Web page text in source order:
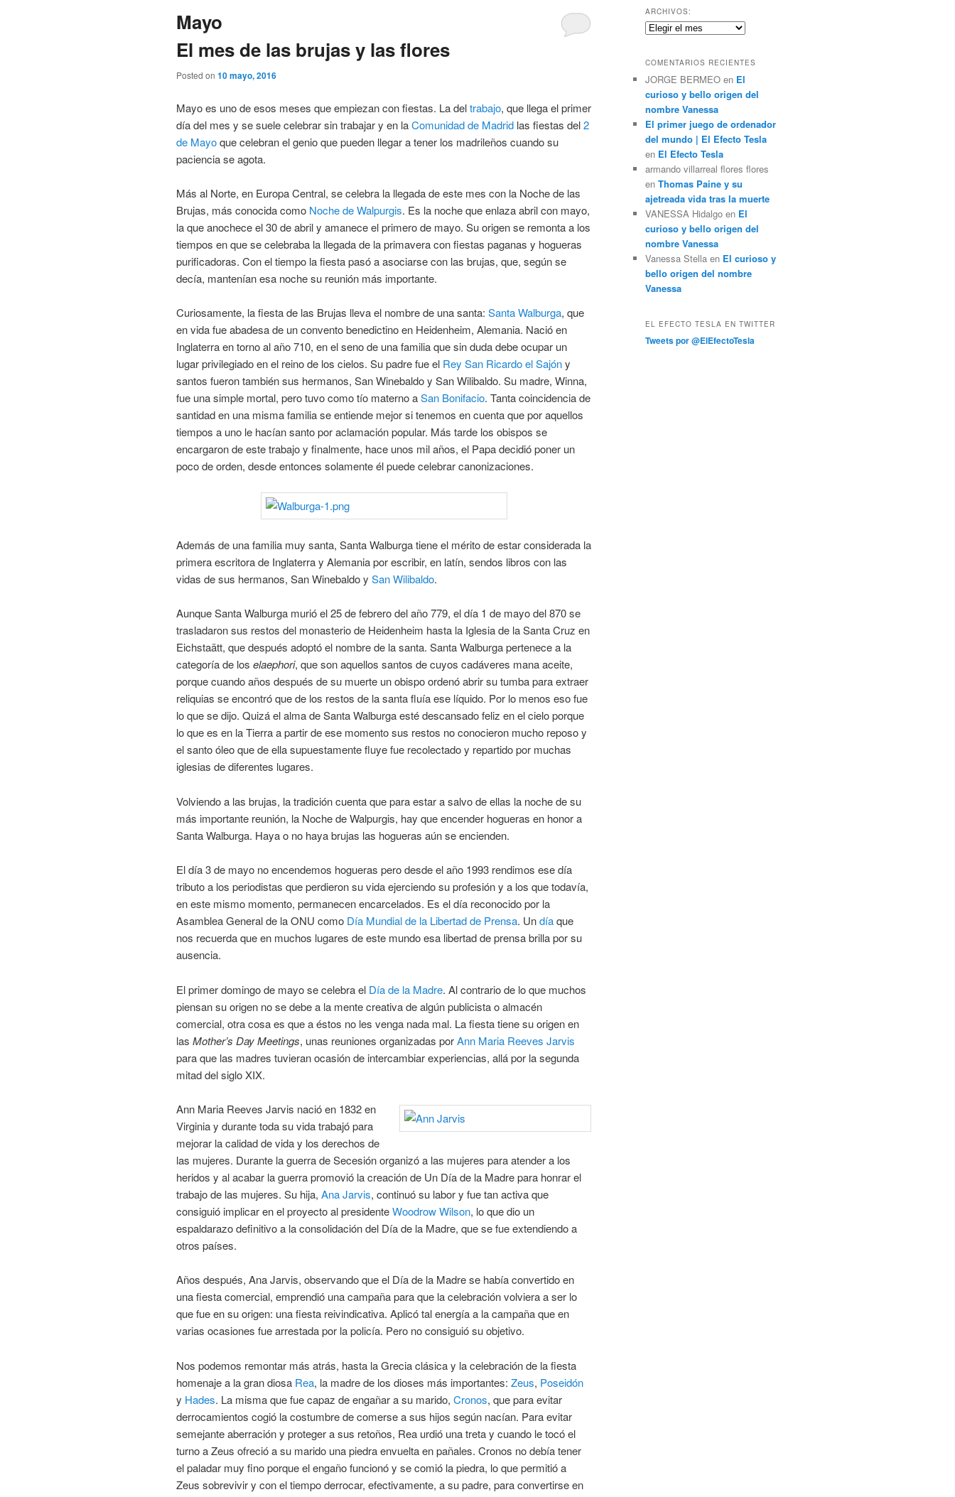
Mayo
El mes de las brujas y las flores
Posted on 10 mayo, 2016
Mayo es uno de esos meses que empiezan con fiestas. La deltrabajo, que llega el primer
día del mes y se suele celebrar sin trabajar y en laComunidad de Madrid las fiestas del2
de Mayoque celebran el genio que pueden llegar a tener los madrileños cuando su
paciencia se agota.
Más al Norte, en Europa Central, se celebra la llegada de este mes con la Noche de las
Brujas, más conocida como Noche de Walpurgis. Es la noche que enlaza abril con mayo,
la que anochece el 30 de abril y amanece el primero de mayo. Su origen se remonta a los
tiempos en que se celebraba la llegada de la primavera con fiestas paganas y hogueras
purificadoras. Con el tiempo la fiesta pasó a asociarse con las brujas, que, según se
decía, mantenían esa noche su reunión más importante.
Curiosamente, la fiesta de las Brujas lleva el nombre de una santa: Santa Walburga, que
en vida fue abadesa de un convento benedictino en Heidenheim, Alemania. Nació en
Inglaterra en torno al año 710, en el seno de una familia que sin duda debe ocupar un
lugar privilegiado en el reino de los cielos. Su padre fue el Rey San Ricardo el Sajóny
santos fueron también sus hermanos, San Winebaldo y San Wilibaldo. Su madre, Winna,
fue una simple mortal, pero tuvo como tío materno aSan Bonifacio. Tanta coincidencia de
santidad en una misma familia se entiende mejor si tenemos en cuenta que por aquellos
tiempos a uno le hacían santo por aclamación popular. Más tarde los obispos se
encargaron de este trabajo y finalmente, hace unos mil años, el Papa decidió poner un
poco de orden, desde entonces solamente él puede celebrar canonizaciones.
Además de una familia muy santa, Santa Walburga tiene el mérito de estar considerada la
primera escritora de Inglaterra y Alemania por escribir, en latín, sendos libros con las
vidas de sus hermanos, San Winebaldo y San Wilibaldo.
Aunque Santa Walburga murió el 25 de febrero del año 779, el día 1 de mayo del 870 se
trasladaron sus restos del monasterio de Heidenheim hasta la Iglesia de la Santa Cruz en
Eichstaätt, que después adoptó el nombre de la santa. Santa Walburga pertenece a la
categoría de los elaephori, que son aquellos santos de cuyos cadáveres mana aceite,
porque cuando años después de su muerte un obispo ordenó abrir su tumba para extraer
reliquias se encontró que de los restos de la santa fluía ese líquido. Por lo menos eso fue
lo que se dijo. Quizá el alma de Santa Walburga esté descansado feliz en el cielo porque
lo que es en la Tierra a partir de ese momento sus restos no conocieron mucho reposo y
el santo óleo que de ella supuestamente fluye fue recolectado y repartido por muchas
iglesias de diferentes lugares.
Volviendo a las brujas, la tradición cuenta que para estar a salvo de ellas la noche de su
más importante reunión, la Noche de Walpurgis, hay que encender hogueras en honor a
Santa Walburga. Haya o no haya brujas las hogueras aún se encienden.
El día 3 de mayo no encendemos hogueras pero desde el año 1993 rendimos ese día
tributo a los periodistas que perdieron su vida ejerciendo su profesión y a los que todavía,
en este mismo momento, permanecen encarcelados. Es el día reconocido por la
Asamblea General de la ONU como Día Mundial de la Libertad de Prensa. Undíaque
nos recuerda que en muchos lugares de este mundo esa libertad de prensa brilla por su
ausencia.
El primer domingo de mayo se celebra el Día de la Madre. Al contrario de lo que muchos
piensan su origen no se debe a la mente creativa de algún publicista o almacén
comercial, otra cosa es que a éstos no les venga nada mal. La fiesta tiene su origen en
las Mother’s Day Meetings, unas reuniones organizadas porAnn Maria Reeves Jarvis
para que las madres tuvieran ocasión de intercambiar experiencias, allá por la segunda
mitad del siglo XIX.
Ann Maria Reeves Jarvis nació en 1832 en
Virginia y durante toda su vida trabajó para
mejorar la calidad de vida y los derechos de
las mujeres. Durante la guerra de Secesión organizó a las mujeres para atender a los
heridos y al acabar la guerra promovió la creación de Un Día de la Madre para honrar el
trabajo de las mujeres. Su hija, Ana Jarvis, continuó su labor y fue tan activa que
consiguió implicar en el proyecto al presidenteWoodrow Wilson, lo que dio un
espaldarazo definitivo a la consolidación del Día de la Madre, que se fue extendiendo a
otros países.
Años después, Ana Jarvis, observando que el Día de la Madre se había convertido en
una fiesta comercial, emprendió una campaña para que la celebración volviera a ser lo
que fue en su origen: una fiesta reivindicativa. Aplicó tal energía a la campaña que en
varias ocasiones fue arrestada por la policía. Pero no consiguió su objetivo.
Nos podemos remontar más atrás, hasta la Grecia clásica y la celebración de la fiesta
homenaje a la gran diosa Rea, la madre de los dioses más importantes: Zeus, Poseidón
y Hades. La misma que fue capaz de engañar a su marido, Cronos, que para evitar
derrocamientos cogió la costumbre de comerse a sus hijos según nacían. Para evitar
semejante aberración y proteger a sus retoños, Rea urdió una treta y cuando le tocó el
turno a Zeus ofreció a su marido una piedra envuelta en pañales. Cronos no debía tener
el paladar muy fino porque el engaño funcionó y se comió la piedra, lo que permitió a
Zeus sobrevivir y con el tiempo derrocar, efectivamente, a su padre, para convertirse en
c
a
r
ARCHIVOS:
Archivos:
COMENTARIOS RECIENTES
JORGE BERMEO en El
curioso y bello origen del
nombre Vanessa
El primer juego de ordenador
del mundo | El Efecto Tesla
en El Efecto Tesla
armando villarreal flores flores
en Thomas Paine y su
ajetreada vida tras la muerte
VANESSA Hidalgo en El
curioso y bello origen del
nombre Vanessa
Vanessa Stella en El curioso y
bello origen del nombre
Vanessa
EL EFECTO TESLA EN TWITTER
Tweets por @ElEfectoTesla